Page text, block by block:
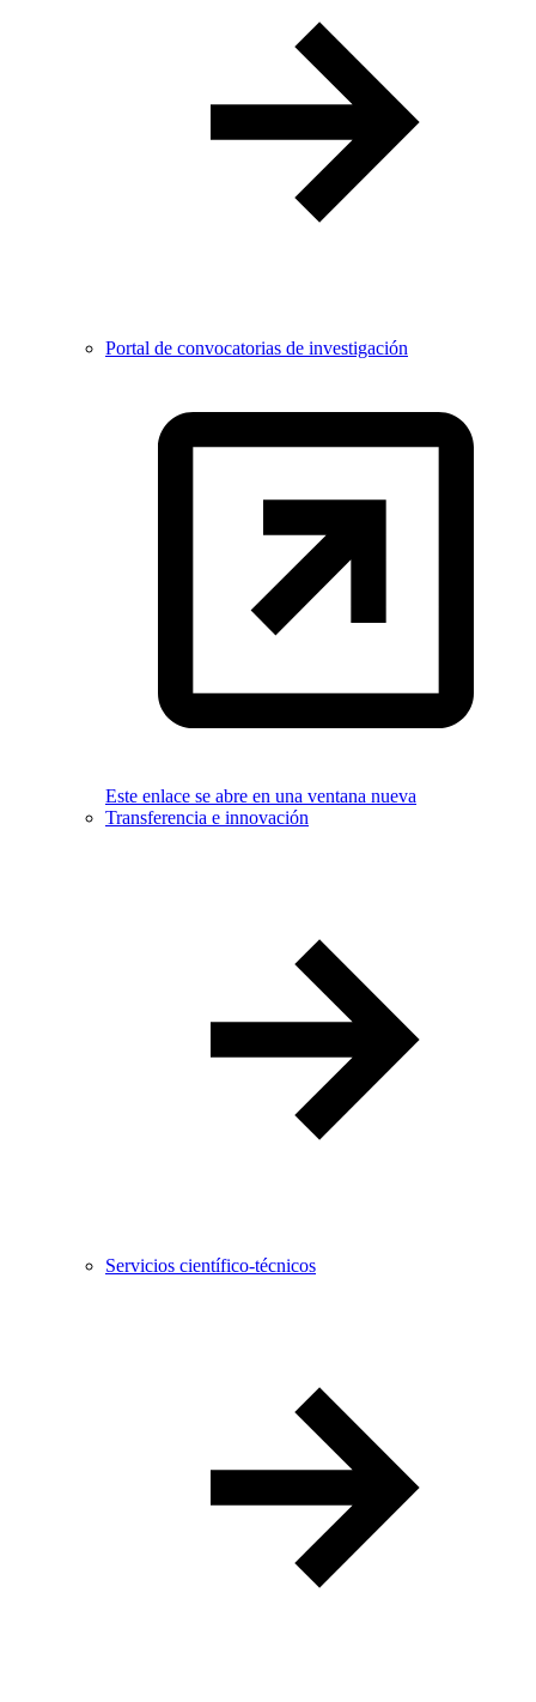
Portal de convocatorias de investigación
Este enlace se abre en una ventana nueva
Transferencia e innovación
Servicios científico-técnicos